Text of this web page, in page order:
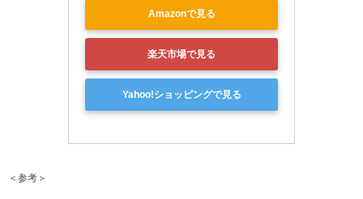
Amazonで見る
楽天市場で見る
Yahoo!ショッピングで見る
＜参考＞